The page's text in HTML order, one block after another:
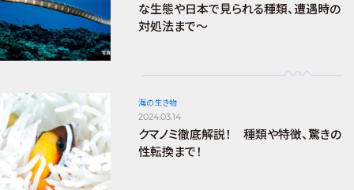
な生態や日本で見られる種類、遭遇時の
対処法まで～
海の生き物
2024.03.14
クマノミ徹底解説！ 種類や特徴、驚きの
性転換まで！